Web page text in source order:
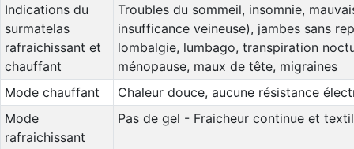
Indications du
surmatelas
rafraichissant et
chauffant
Troubles du sommeil, insomnie,
insufficance veineuse), jambes sans
lombalgie, lumbago, transpiration
ménopause, maux de tête, migraines
Mode chauffant
Chaleur douce, aucune résistance
Mode
rafraichissant
Pas de gel - Fraicheur continue et